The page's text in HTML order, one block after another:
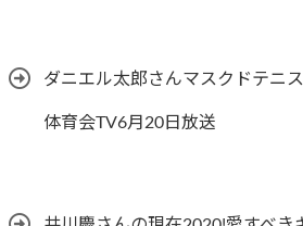
ダニエル太郎さんマスクドテニ
体育会TV6月20日放送